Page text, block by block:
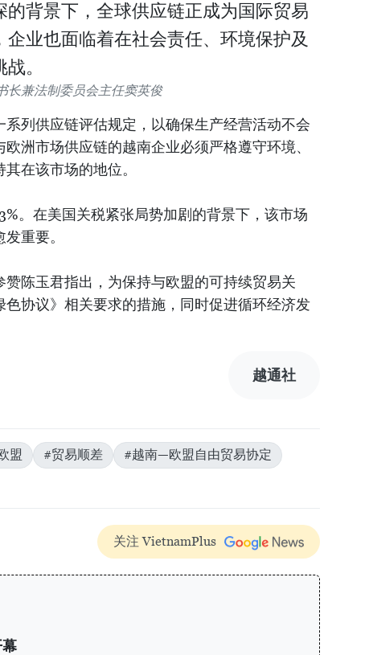
的背景下，全球供应链正成为国际贸易
业也面临着在社会责任、环境保护及
。
长兼法制委员会主任窦英俊
列供应链评估规定，以确保生产经营活动不会
洲市场供应链的越南企业必须严格遵守环境、
在该市场的地位。
。在美国关税紧张局势加剧的背景下，该市场
重要。
陈玉君指出，为保持与欧盟的可持续贸易关
协议》相关要求的措施，同时促进循环经济发
越通社
盟 #贸易顺差
#越南—欧盟自由贸易协定
关注 VietnamPlus